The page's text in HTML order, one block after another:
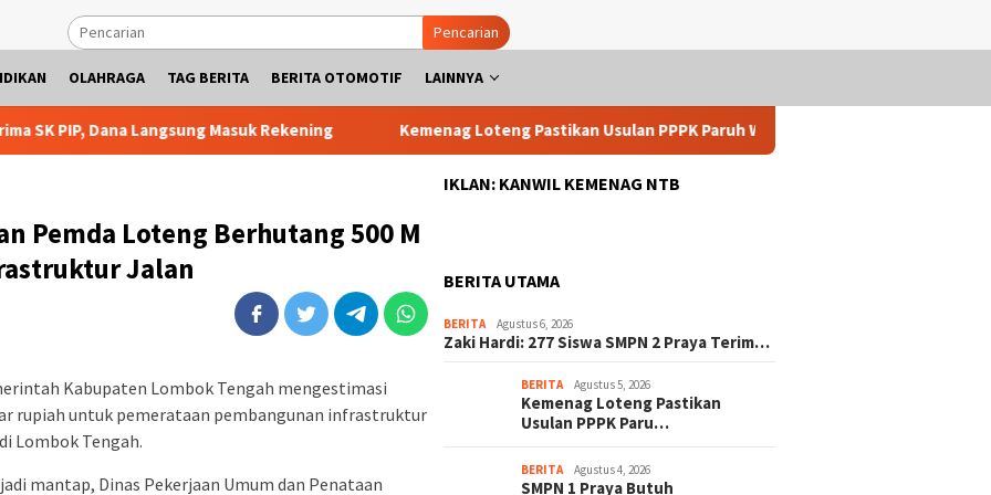
Pencarian
OLAHRAGA TAG BERITA BERITA OTOMOTIF LAINNYA
Dana Langsung Masuk Rekening Kemenag Loteng Pastikan Usulan PPPK Paruh Waktu Jadi PPPK Penuh Waktu
Pemda Loteng Berhutang 500 M
Jalan
Kabupaten Lombok Tengah mengestimasi
rupiah untuk pemerataan pembangunan infrastruktur
Lombok Tengah.
mantap, Dinas Pekerjaan Umum dan Penataan
IKLAN: KANWIL KEMENAG NTB
BERITA UTAMA
BERITA Agustus 6, 2026
Zaki Hardi: 277 Siswa SMPN 2 Praya Terim…
BERITA Agustus 5, 2026
Kemenag Loteng Pastikan
Usulan PPPK Paru…
BERITA Agustus 4, 2026
SMPN 1 Praya Butuh